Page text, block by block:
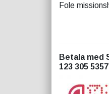
Fole
Betala med
123 305 5357